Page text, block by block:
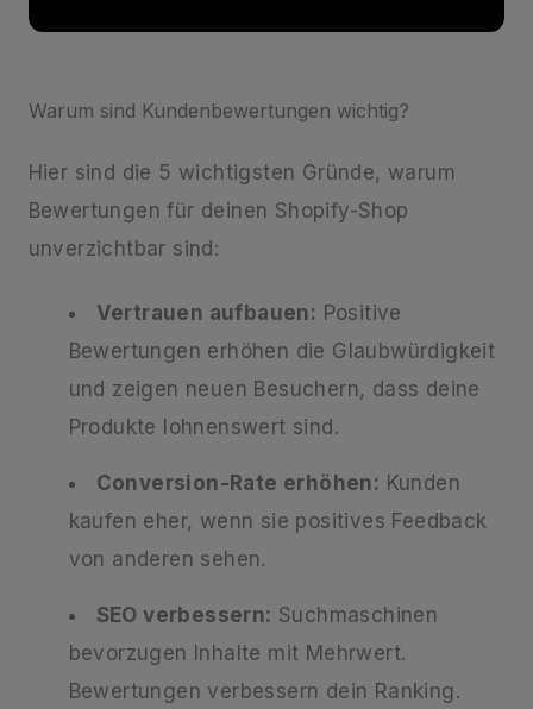
Warum sind Kundenbewertungen wichtig?
Hier sind die 5 wichtigsten Gründe, warum
Bewertungen für deinen Shopify-Shop
unverzichtbar sind:
Vertrauen aufbauen: Positive
Bewertungen erhöhen die Glaubwürdigkeit
und zeigen neuen Besuchern, dass deine
Produkte lohnenswert sind.
Conversion-Rate erhöhen: Kunden
kaufen eher, wenn sie positives Feedback
von anderen sehen.
SEO verbessern: Suchmaschinen
bevorzugen Inhalte mit Mehrwert.
Bewertungen verbessern dein Ranking.